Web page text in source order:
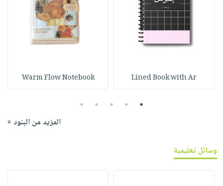
Lined Book with Ar
Warm Flow Notebook
1
2
3
4
5
المزيد من البنود »
وسائل تعليمية